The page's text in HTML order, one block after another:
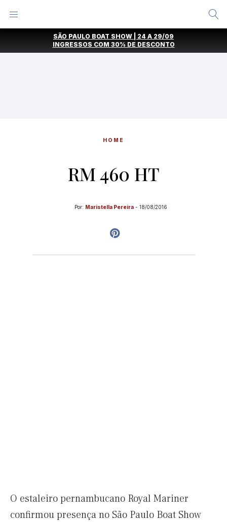
SÃO PAULO BOAT SHOW | 24 A 29/09
INGRESSOS COM 30% DE DESCONTO
HOME
RM 460 HT
Por: Maristella Pereira - 18/08/2016
O estaleiro pernambucano Royal Mariner
confirmou presença no São Paulo Boat Show